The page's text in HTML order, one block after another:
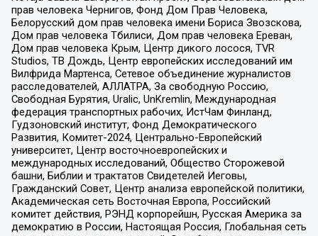
прав человека Чернигов, Фонд Дом Прав Человека,
Белорусский дом прав человека имени Бориса Звозскова,
Дом прав человека Тбилиси, Дом прав человека Ереван,
Дом прав человека Крым, Центр дикого лосося, TVR
Studios, ТВ Дождь, Центр европейских исследований им
Вилфрида Мартенса, Сетевое объединение журналистов
расследователей, АЛЛАТРА, За свободную Россию,
Свободная Бурятия, Uralic, UnKremlin, Международная
федерация транспортных рабочих, ИстЧам Финланд,
Гудзоновский институт, Фонд Демократического
Развития, Комитет-2024, Центрально-Европейский
университет, Центр восточноевропейских и
международных исследований, Общество Сторожевой
башни, Библии и трактатов Свидетелей Иеговы,
Гражданский Совет, Центр анализа европейской политики,
Академическая сеть Восточная Европа, Российский
комитет действия, РЭНД корпорейшн, Русская Америка за
демократию в России, Настоящая Россия, Глобальная сеть